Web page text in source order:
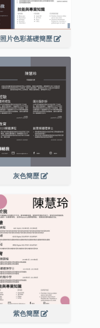
照片色彩基礎簡歷
灰色簡歷
紫色簡歷